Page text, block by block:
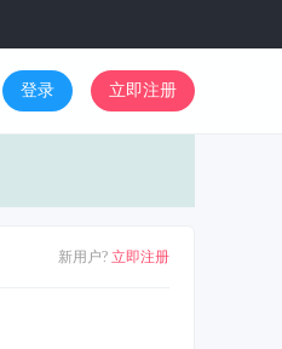
登录 立即注册
新用户? 立即注册